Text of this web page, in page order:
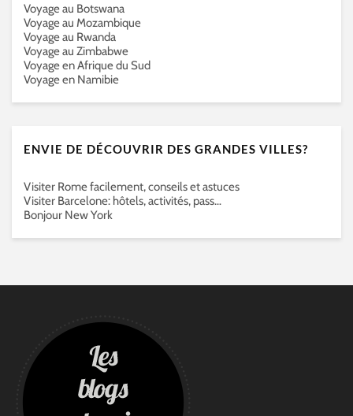
Voyage au Botswana
Voyage au Mozambique
Voyage au Rwanda
Voyage au Zimbabwe
Voyage en Afrique du Sud
Voyage en Namibie
ENVIE DE DÉCOUVRIR DES GRANDES VILLES?
Visiter Rome facilement, conseils et astuces
Visiter Barcelone: hôtels, activités, pass…
Bonjour New York